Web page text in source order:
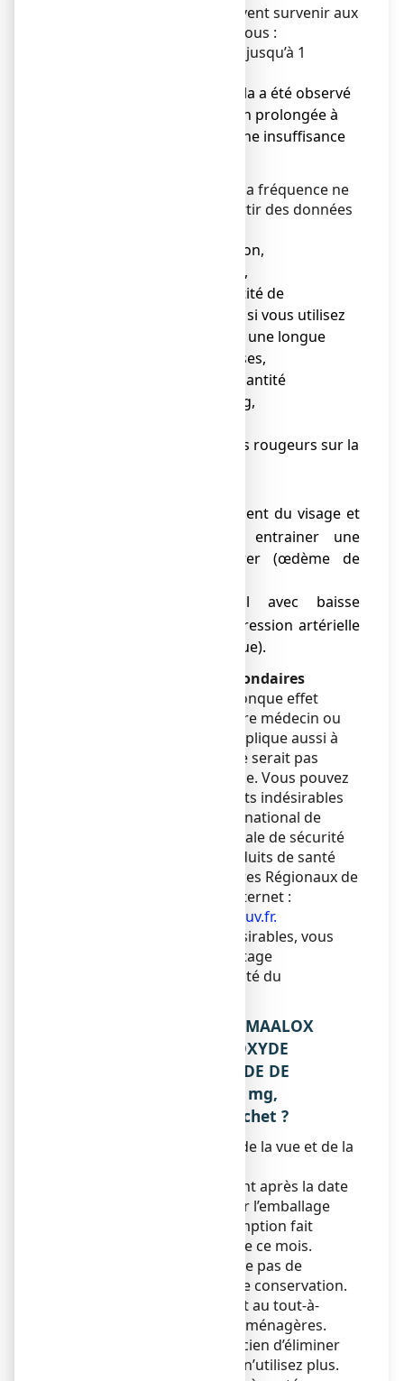
Les effets indésirables peuvent surveniraux
fréquences définies ci-dessous :
(pouvant affecter jusqu’à 1
● hypermagnésémie. Cela a été observé
après une administration prolongée à
des patients atteints d’une insuffisance
(la fréquence ne
peut pas être estimée à partir des données
● diarrhée ou constipation,
● douleurs abdominales,
● diminution de la quantité de
phosphore dans le sang si vous utilisez
ce médicament pendant une longue
durée ou à de fortes doses,
● augmentation de la quantité
d’aluminium dans le sang,
boutons et/ou des rougeurs sur la
brusque gonflement du visage et
du cou pouvant entrainer une
difficulté à respirer (œdème de
malaise brutal avec baisse
importante de la pression artérielle
(choc anaphylactique).
Déclaration des effets secondaires
Si vous ressentez un quelconque effet
indésirable, parlez-en à votre médecin ou
votre pharmacien. Ceci s’applique aussi à
tout effet indésirable qui ne serait pas
mentionné dans cette notice. Vous pouvez
également déclarer les effets indésirables
directement via le système national de
déclaration : Agence nationale de sécurité
du médicament et des produits de santé
(ANSM) et réseau des Centres Régionaux de
Pharmacovigilance - Site internet :
www.signalement-sante.gouv.fr.
En signalant les effets indésirables, vous
contribuez à fournir davantage
d’informations sur la sécurité du
5. COMMENT CONSERVER MAALOX
MAUX D’ESTOMAC HYDROXYDE
D’ALUMINIUM/ HYDROXYDE DE
MAGNESIUM 460 mg/ 400 mg,
suspension buvable en sachet ?
Tenir ce médicament hors de la vue et de la
N’utilisez pas ce médicament après la date
de péremption indiquée sur l’emballage
après EXP. La date de péremption fait
référence au dernier jour de ce mois.
Ce médicament ne nécessite pas de
précautions particulières de conservation.
Ne jetez aucun médicament au tout-à-
les ordures ménagères.
Demandez à votre pharmacien d’éliminer
les médicaments que vous n’utilisez plus.